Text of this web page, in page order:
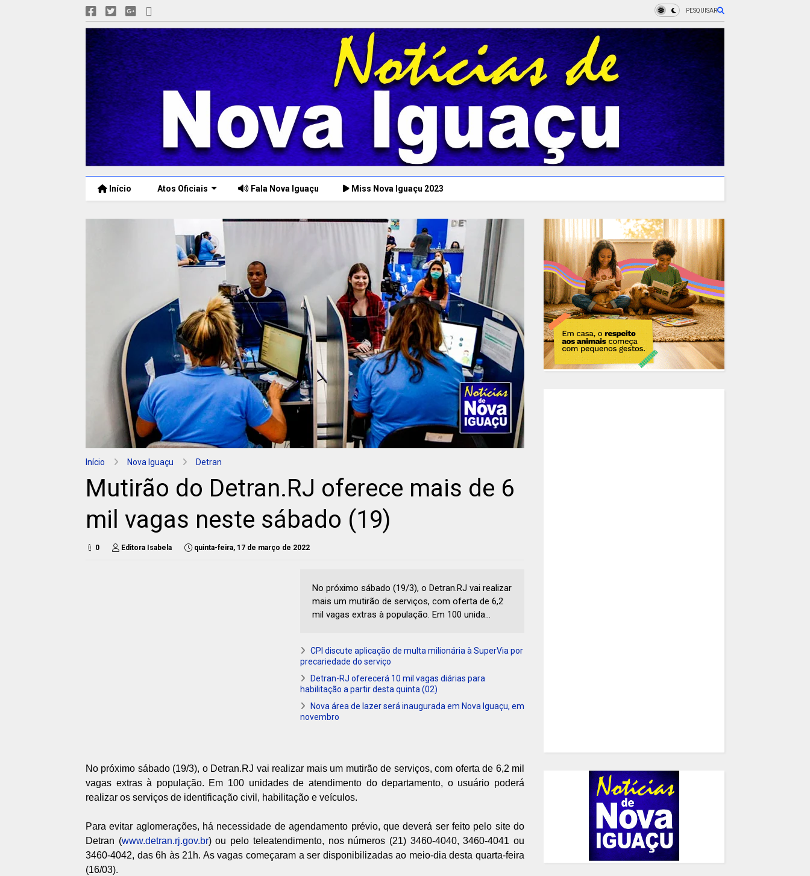
PESQUISAR
Início Atos Oficiais Fala Nova Iguaçu Miss Nova Iguaçu 2023
Início Nova Iguaçu Detran
Mutirão do Detran.RJ oferece mais de 6
mil vagas neste sábado (19)
0 Editora Isabela quinta-feira, 17 de março de 2022
No próximo sábado (19/3), o Detran.RJ vai realizar
mais um mutirão de serviços, com oferta de 6,2
mil vagas extras à população. Em 100 unida...
CPI discute aplicação de multa milionária à SuperVia por
precariedade do serviço
Detran-RJ oferecerá 10 mil vagas diárias para
habilitação a partir desta quinta (02)
Nova área de lazer será inaugurada em Nova Iguaçu, em
novembro
No próximo sábado (19/3), o Detran.RJ vai realizar mais um mutirão de serviços, com oferta de 6,2 mil
vagas extras à população. Em 100 unidades de atendimento do departamento, o usuário poderá
realizar os serviços de identificação civil, habilitação e veículos.
Para evitar aglomerações, há necessidade de agendamento prévio, que deverá ser feito pelo site do
Detran (www.detran.rj.gov.br) ou pelo teleatendimento, nos números (21) 3460-4040, 3460-4041 ou
3460-4042, das 6h às 21h. As vagas começaram a ser disponibilizadas ao meio-dia desta quarta-feira
(16/03).